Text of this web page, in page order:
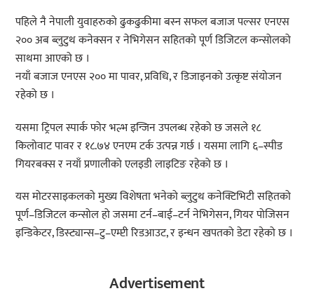
पहिले नै नेपाली युवाहरुको ढुकढुकीमा बस्न सफल बजाज पल्सर एनएस
२०० अब ब्लुटुथ कनेक्सन र नेभिगेसन सहितको पूर्ण डिजिटल कन्सोलको
साथमा आएको छ ।
नयाँ बजाज एनएस २०० मा पावर, प्रविधि, र डिजाइनको उत्कृष्ट संयोजन
रहेको छ ।
यसमा ट्रिपल स्पार्क फोर भल्भ इन्जिन उपलब्ध रहेको छ जसले १८
किलोवाट पावर र १८.७४ एनएम टर्क उत्पन्न गर्छ । यसमा लागि ६–स्पीड
गियरबक्स र नयाँ प्रणालीको एलइडी लाइटिङ रहेको छ ।
यस मोटरसाइकलको मुख्य विशेषता भनेको ब्लुटुथ कनेक्टिभिटी सहितको
पूर्ण–डिजिटल कन्सोल हो जसमा टर्न–बाई–टर्न नेभिगेसन, गियर पोजिसन
इन्डिकेटर, डिस्ट्यान्स–टु–एम्प्टी रिडआउट, र इन्धन खपतको डेटा रहेको छ ।
Advertisement